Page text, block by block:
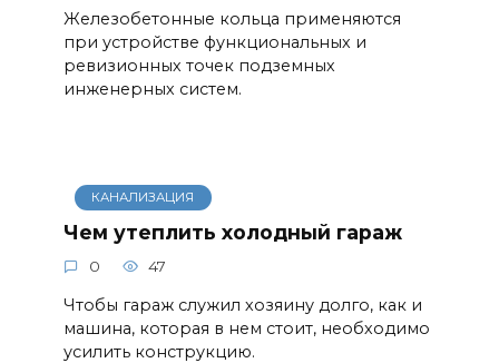
Железобетонные кольца применяются
при устройстве функциональных и
ревизионных точек подземных
инженерных систем.
КАНАЛИЗАЦИЯ
Чем утеплить холодный гараж
0 47
Чтобы гараж служил хозяину долго, как и
машина, которая в нем стоит, необходимо
усилить конструкцию.